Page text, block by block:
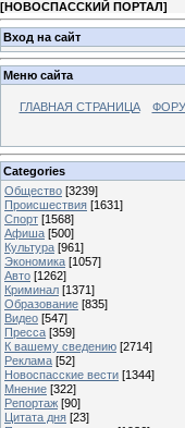
[НОВОСПАССКИЙ ПОРТАЛ]
Вход на сайт
Меню сайта
ГЛАВНАЯ СТРАНИЦА
Categories
Общество [3239]
Происшествия [1631]
Спорт [1568]
Афиша [500]
Культура [961]
Экономика [1057]
Авто [1262]
Криминал [1371]
Образование [835]
Видео [547]
Пресса [359]
К вашему сведению [2714]
Реклама [52]
Новоспасские вести [1344]
Мнение [322]
Репортаж [90]
Цитата дня [23]